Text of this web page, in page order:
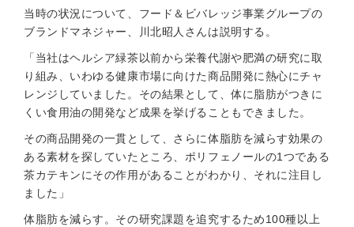
当時の状況について、フード＆ビバレッジ事業グループの
ブランドマネジャー、川北昭人さんは説明する。
「当社はヘルシア緑茶以前から栄養代謝や肥満の研究に取
り組み、いわゆる健康市場に向けた商品開発に熱心にチャ
レンジしていました。その結果として、体に脂肪がつきに
くい食用油の開発など成果を挙げることもできました。
その商品開発の一貫として、さらに体脂肪を減らす効果の
ある素材を探していたところ、ポリフェノールの1つである
茶カテキンにその作用があることがわかり、それに注目し
ました」
体脂肪を減らす。その研究課題を追究するため100種以上